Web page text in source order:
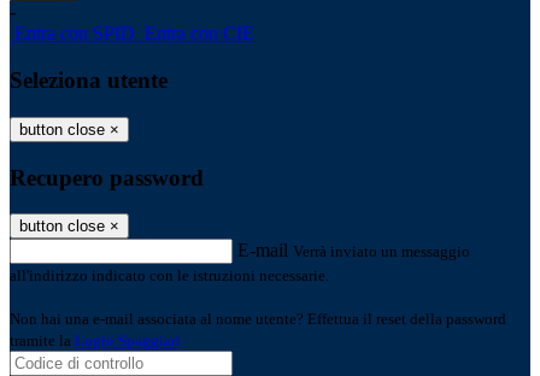
-
Entra con SPID Entra con CIE
Seleziona utente
button close ×
Recupero password
button close ×
E-mail Verrà inviato un messaggio
all'indirizzo indicato con le istruzioni necessarie.
Non hai una e-mail associata al nome utente? Effettua il reset della password
tramite la Login Spaggiari